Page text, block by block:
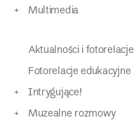
Multimedia
Aktualności i fotorelacje
Fotorelacje edukacyjne
Intrygujące!
Muzealne rozmowy